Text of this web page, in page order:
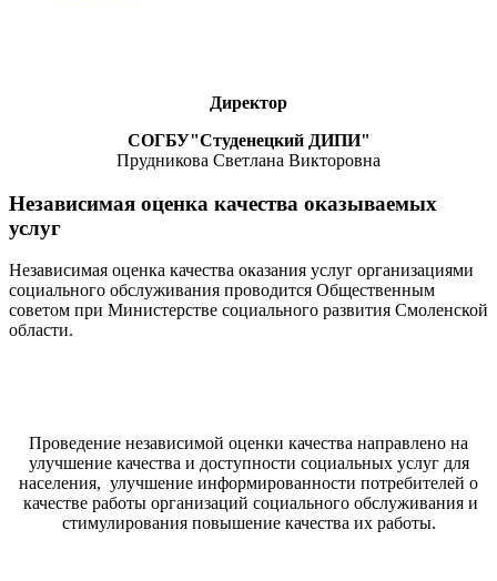
Директор
СОГБУ"Студенецкий ДИПИ"
Прудникова Светлана Викторовна
Независимая оценка качества оказываемых
услуг
Независимая оценка качества оказания услуг организациями
социального обслуживания проводится Общественным
советом при Министерстве социального развития Смоленской
области.
Проведение независимой оценки качества направлено на
улучшение качества и доступности социальных услуг для
населения, улучшение информированности потребителей о
качестве работы организаций социального обслуживания и
стимулирования повышение качества их работы.